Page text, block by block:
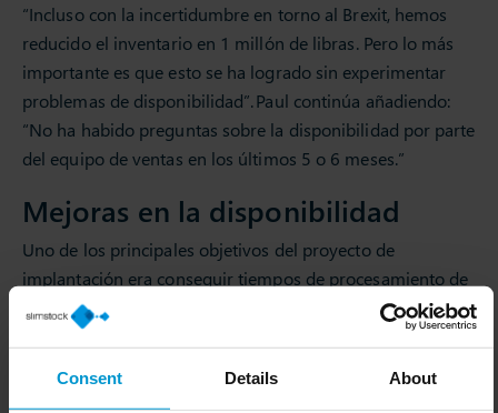
Consent Details About
“Incluso con la incertidumbre en torno al Brexit, hemos
reducido el inventario en 1 millón de libras. Pero lo más
importante es que esto se ha logrado sin experimentar
problemas de disponibilidad”. Paul continúa añadiendo:
“No ha habido preguntas sobre la disponibilidad por parte
del equipo de ventas en los últimos 5 o 6 meses.”
Mejoras en la disponibilidad
Uno de los principales objetivos del proyecto de
implantación era conseguir tiempos de procesamiento de
pedidos más rápidos, así como mejorar la fiabilidad de las
entregas.
Slim4 permitió a Paul y a su equipo empezar a utilizar los